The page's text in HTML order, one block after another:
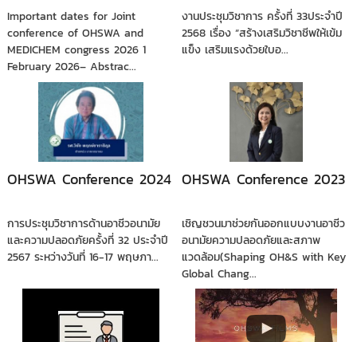
53rd MEDICHEM Congress
Important dates for Joint
conference of OHSWA and
MEDICHEM congress 2026 1
February 2026– Abstrac...
งานประชุมวิชาการ ครั้งที่ 33ประจำปี
2568 เรื่อง “สร้างเสริมวิชาชีพให้เข้ม
แข็ง เสริมแรงด้วยใบอ...
OHSWA Conference 2024
การประชุมวิชาการด้านอาชีวอนามัย
และความปลอดภัยครั้งที่ 32 ประจำปี
2567 ระหว่างวันที่ 16-17 พฤษภา...
OHSWA Conference 2023
เชิญชวนมาช่วยกันออกแบบงานอาชีว
อนามัยความปลอดภัยและสภาพ
แวดล้อม(Shaping OH&S with Key
Global Chang...